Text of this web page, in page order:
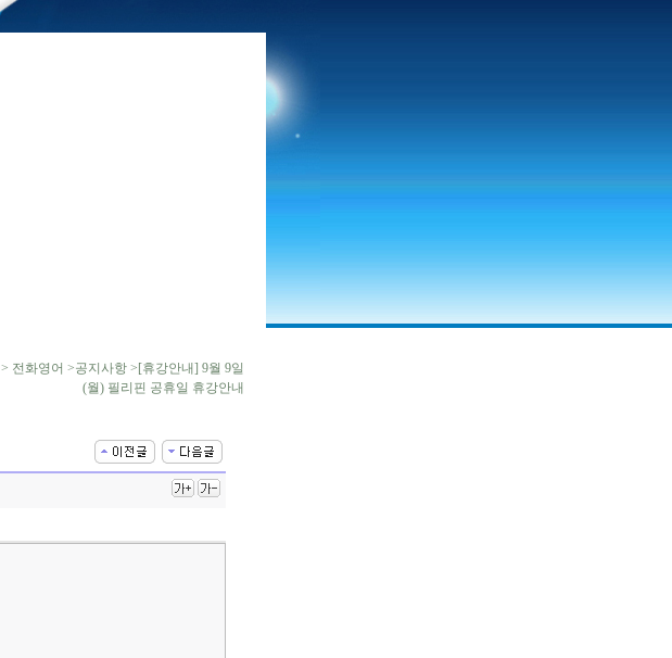
> 전화영어 >공지사항 >[휴강안내] 9월 9일
(월) 필리핀 공휴일 휴강안내